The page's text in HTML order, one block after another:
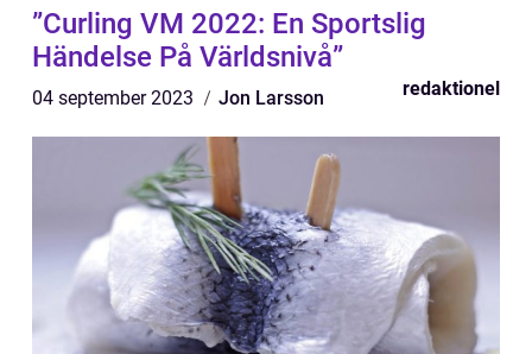
”Curling VM 2022: En Sportslig
Händelse På Världsnivå”
04 september 2023 Jon Larsson redaktionel